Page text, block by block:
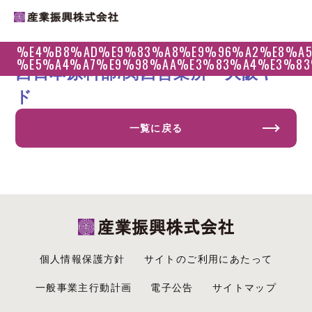
2019.11.02
西日本原料部/関西営業所 大阪ヤー
ド
一覧に戻る
個人情報保護方針 サイトのご利用にあたって
一般事業主行動計画 電子公告 サイトマップ